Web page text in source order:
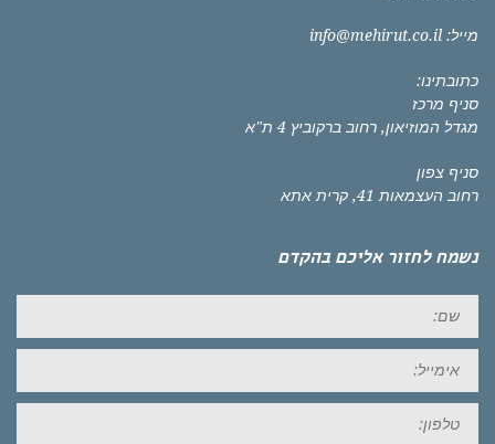
מייל: info@mehirut.co.il
כתובתינו:
סניף מרכז
מגדל המוזיאון, רחוב ברקוביץ 4 ת"א
סניף צפון
רחוב העצמאות 41, קרית אתא
נשמח לחזור אליכם בהקדם